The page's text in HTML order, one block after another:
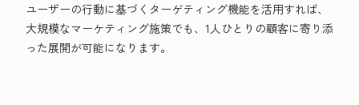
ユーザーの行動に基づくターゲティング機能を活用すれば、
大規模なマーケティング施策でも、1人ひとりの顧客に寄り添
った展開が可能になります。